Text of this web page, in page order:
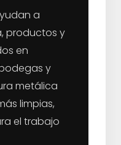
a
productos y
en
y
metálica
limpias,
el trabajo